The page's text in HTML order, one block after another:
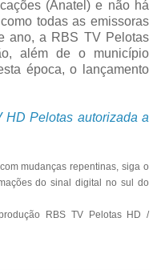
(Anatel) e não há
todas as emissoras
ano, a RBS TV Pelotas
além de o município
época, o lançamento
HD Pelotas autorizada a
mudanças repentinas, siga o
do sinal digital no sul do
RBS TV Pelotas HD /